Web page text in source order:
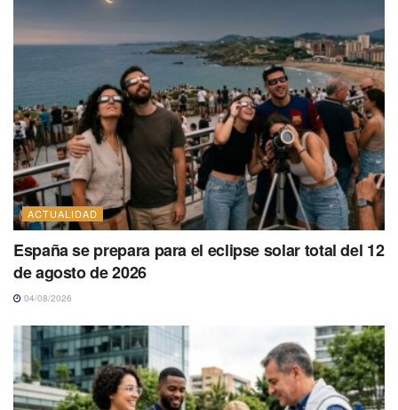
ACTUALIDAD
España se prepara para el eclipse solar total del 12
de agosto de 2026
04/08/2026